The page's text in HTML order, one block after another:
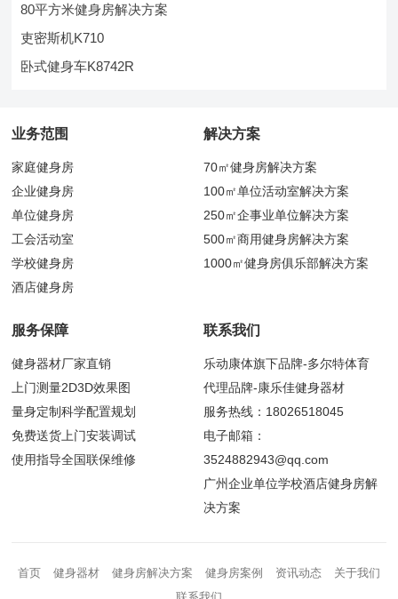
80平方米健身房解决方案
吏密斯机K710
卧式健身车K8742R
业务范围
家庭健身房
企业健身房
单位健身房
工会活动室
学校健身房
酒店健身房
解决方案
70㎡健身房解决方案
100㎡单位活动室解决方案
250㎡企事业单位解决方案
500㎡商用健身房解决方案
1000㎡健身房俱乐部解决方案
服务保障
健身器材厂家直销
上门测量2D3D效果图
量身定制科学配置规划
免费送货上门安装调试
使用指导全国联保维修
联系我们
乐动康体旗下品牌-多尔特体育
代理品牌-康乐佳健身器材
服务热线：18026518045
电子邮箱：
3524882943@qq.com
广州企业单位学校酒店健身房解
决方案
首页 健身器材 健身房解决方案 健身房案例 资讯动态
关于我们